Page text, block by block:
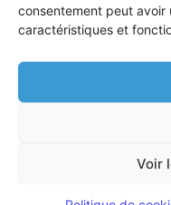
consentement peut
caractéristiques et
Voir
PONT L’ÉVÊQUE
SAINT PIERRE EN AUGE
TROUVILLE SUR MER